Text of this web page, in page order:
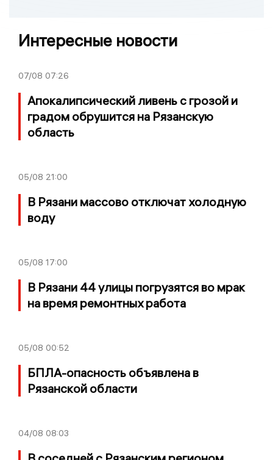
Интересные новости
07/08 07:26
Апокалипсический ливень с грозой и
градом обрушится на Рязанскую
область
05/08 21:00
В Рязани массово отключат холодную
воду
05/08 17:00
В Рязани 44 улицы погрузятся во мрак
на время ремонтных работа
05/08 00:52
БПЛА-опасность объявлена в
Рязанской области
04/08 08:03